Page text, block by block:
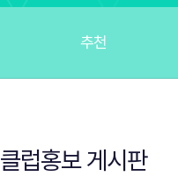
방명록
추천
클럽홍보 게시판